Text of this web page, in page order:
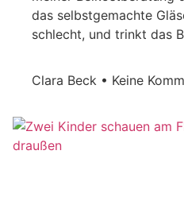
das selbstgemachte
schlecht, und trinkt das
Clara Beck Keine